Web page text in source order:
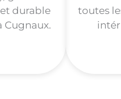
durable
Cugnaux.
toutes